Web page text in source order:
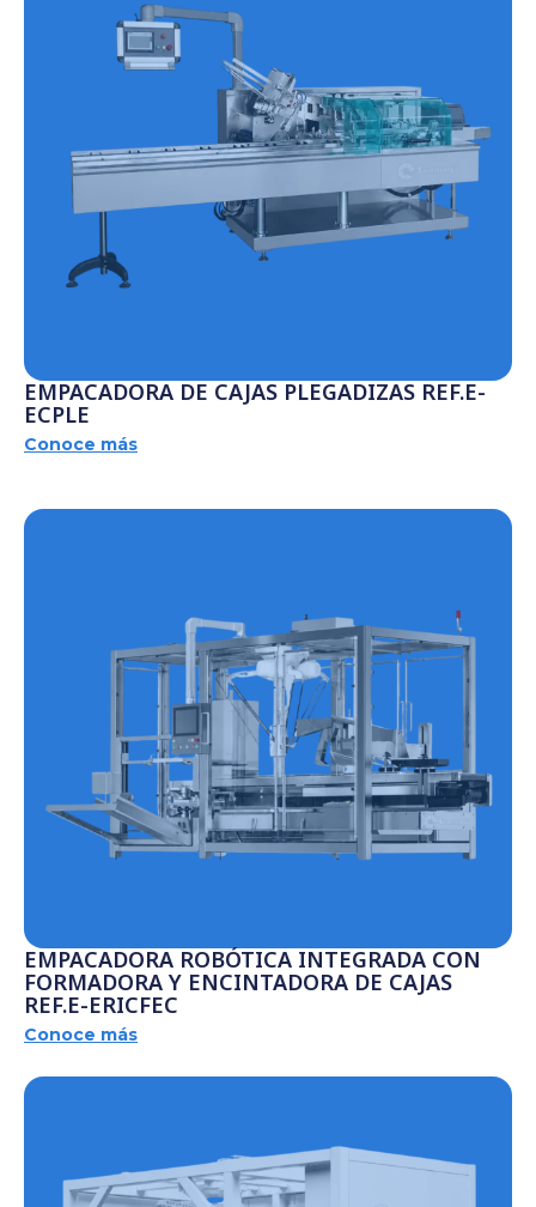
EMPACADORA DE CAJAS PLEGADIZAS REF.E-
ECPLE
Conoce más
EMPACADORA ROBÓTICA INTEGRADA CON
FORMADORA Y ENCINTADORA DE CAJAS
REF.E-ERICFEC
Conoce más